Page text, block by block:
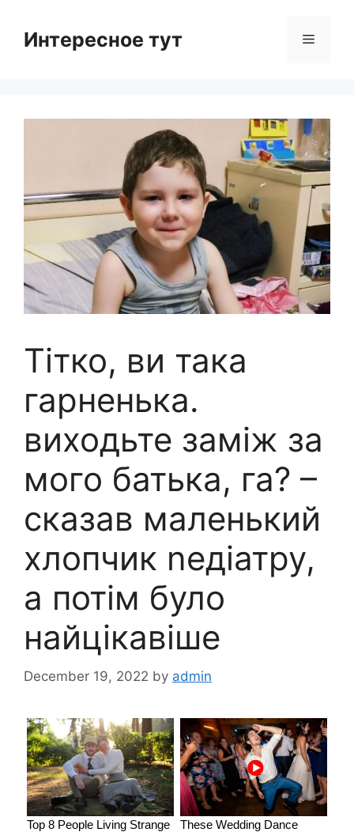
contentИнтересное тут Menu
Тітко, ви така
гарненька.
виходьте заміж за
мого батька, га? –
сказав маленький
хлопчик nедіатру,
а потім було
найцікавіше
December 19, 2022 by admin